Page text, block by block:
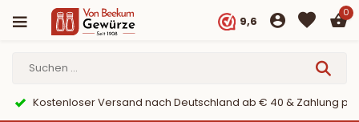
9,6
0
PayPal
9,6/10 Webwinkelkeur ✔